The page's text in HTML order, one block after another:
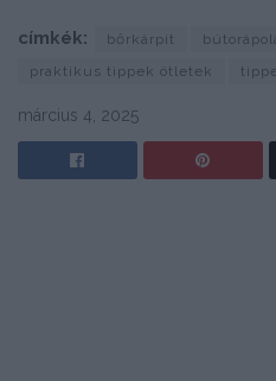
címkék: bőrkárpit
praktikus tippek ötletek
március 4, 2025